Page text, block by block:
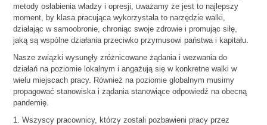
metody osłabienia władzy i opresji, uważamy że jest to najlepszy
moment, by klasa pracująca wykorzystała to narzędzie walki,
działając w samoobronie, chroniąc swoje zdrowie i promując siłę,
jaką są wspólne działania przeciwko przymusowi państwa i kapitału.
Nasze związki wysunęły zróżnicowane żądania i wezwania do
działań na poziomie lokalnym i angażują się w konkretne walki w
wielu miejscach pracy. Również na poziomie globalnym musimy
propagować stanowiska i żądania stanowiące odpowiedź na obecną
pandemię.
1. Wszyscy pracownicy, którzy zostali pozbawieni pracy przez